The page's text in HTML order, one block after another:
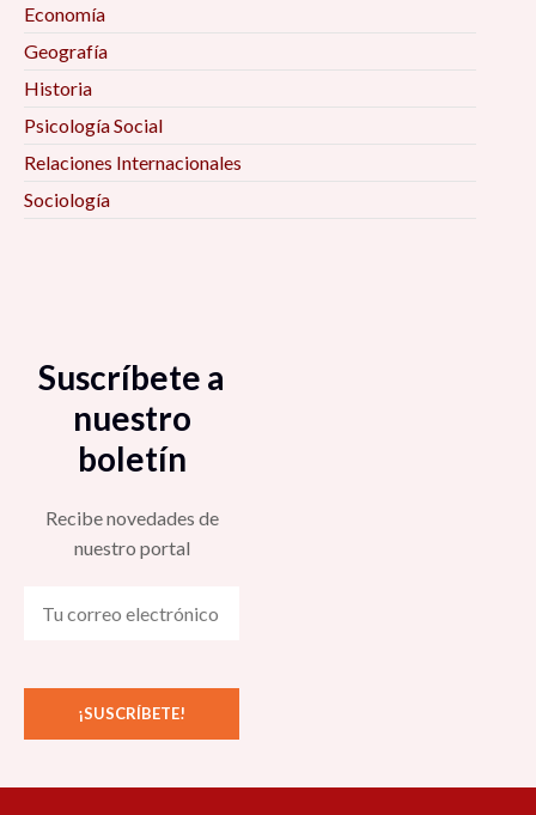
Economía
Geografía
Historia
Psicología Social
Relaciones Internacionales
Sociología
Suscríbete a
nuestro
boletín
Recibe novedades de
nuestro portal